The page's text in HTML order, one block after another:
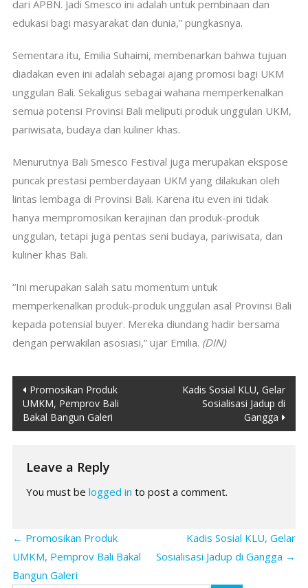
dari APBN. Jadi Smesco ini adalah untuk pembinaan dan
edukasi bagi masyarakat dan dunia,” pungkasnya.
Sementara itu, Emilia Suhaimi, membenarkan bahwa tujuan
diadakan even ini adalah sebagai ajang promosi bagi UKM
unggulan Bali. Sekaligus sebagai wahana memperkenalkan
semua potensi Provinsi Bali meliputi produk unggulan UKM,
pariwisata, budaya dan kuliner khas.
Menurutnya Bali Smesco Festival juga merupakan ekspose
puncak prestasi pemberdayaan UKM yang dilakukan oleh
lintas lembaga di Provinsi Bali. Karena itu even ini tidak
hanya mempromosikan kerajinan dan produk-produk
unggulan, tetapi juga pentas seni budaya, pariwisata, dan
kuliner khas Bali.
“Ini merupakan salah satu momentum untuk
memperkenalkan produk-produk unggulan asal Provinsi Bali
kepada potensial buyer. Mereka diundang hadir bersama
dengan perwakilan asosiasi,” ujar Emilia. (DIN)
Post
navigation
Promosikan Produk
UMKM, Pemprov Bali
Bakal Bangun Galeri
Kadis Sosial KLU, Gelar
Sosialisasi Jadup di
Gangga
Leave a Reply
You must be logged in to post a comment.
← Promosikan Produk
UMKM, Pemprov Bali Bakal
Bangun Galeri
Kadis Sosial KLU, Gelar
Sosialisasi Jadup di Gangga →